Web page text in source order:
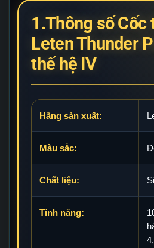
1.Thông số Cốc
Leten Thunder
thế hệ IV
Hãng sản xuất:
Màu sắc:
Chất liệu:
Tính năng: